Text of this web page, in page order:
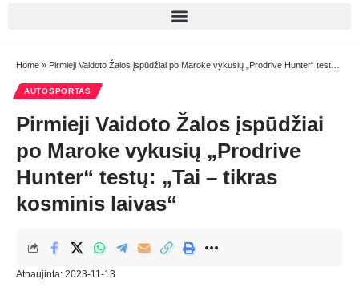
Home » Pirmieji Vaidoto Žalos įspūdžiai po Maroke vykusių „Prodrive Hunter“ testų: „Tai – tikras kosminis laivas“
AUTOSPORTAS
Pirmieji Vaidoto Žalos įspūdžiai
po Maroke vykusių „Prodrive
Hunter“ testų: „Tai – tikras
kosminis laivas“
Atnaujinta: 2023-11-13